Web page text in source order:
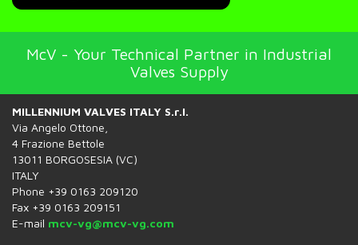
McV - Your Technical Partner in Industrial
Valves Supply
MILLENNIUM VALVES ITALY S.r.l.
Via Angelo Ottone,
4 Frazione Bettole
13011 BORGOSESIA (VC)
ITALY
Phone +39 0163 209120
Fax +39 0163 209151
E-mail mcv-vg@mcv-vg.com